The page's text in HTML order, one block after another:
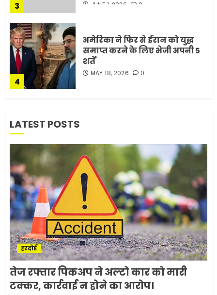
3 JUNE 1, 2026 0
4
अमेरिका ने फिर से ईरान को युद्ध
समाप्त करने के लिए भेजी अपनी 5
शर्तें
MAY 18, 2026 0
FEBRUARY 3, 2026 0
1
मोबाइल की लत: एक खामोश
घातक बीमारी, जो धीरे-धीरे इंसान,
रिश्ते और भविष्य सब कुछ निगल
रही है!
JULY 11, 2026
मलबों से ईरान ने सुरक्षित बरामद
कर ली करीब 1000 से ज्यादा
मिसाइलें
LATEST POSTS
हरदोई
तेज रफ्तार पिकअप ने अल्टो कार को मारी
टक्कर, कार्रवाई न होने का आरोप।